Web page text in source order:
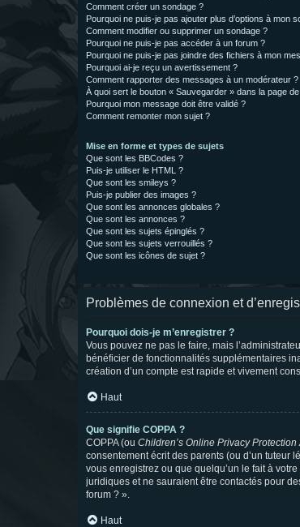
Comment créer un sondage ?
Pourquoi ne puis-je pas ajouter plus d’options à mon
Comment modifier ou supprimer un sondage ?
Pourquoi ne puis-je pas accéder à un forum ?
Pourquoi ne puis-je pas joindre des fichiers à mon
Pourquoi ai-je reçu un avertissement ?
Comment rapporter des messages à un modérateur ?
À quoi sert le bouton « Sauvegarder » dans la page
Pourquoi mon message doit être validé ?
Comment remonter mon sujet ?
Mise en forme et types de sujets
Que sont les BBCodes ?
Puis-je utiliser le HTML ?
Que sont les smileys ?
Puis-je publier des images ?
Que sont les annonces globales ?
Que sont les annonces ?
Que sont les sujets épinglés ?
Que sont les sujets verrouillés ?
Que sont les icônes de sujet ?
Problèmes de connexion et
Pourquoi dois-je m’enregistrer ?
Vous pouvez ne pas le faire, mais
bénéficier de fonctionnalités supplémentaires
création d’un compte est rapide et vivement
Haut
Que signifie COPPA ?
COPPA (ou Children’s Online Privacy Protection
consentement écrit des parents (ou d’un tuteur
vous enregistrez ou que quelqu’un le fait à
juridiques et ne sauraient être contactés pour
forum ? ».
Haut